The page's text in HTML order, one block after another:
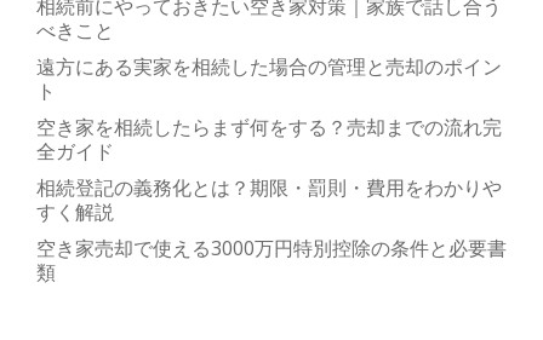
相続前にやっておきたい空き家対策｜家族で話し合う
べきこと
遠方にある実家を相続した場合の管理と売却のポイン
ト
空き家を相続したらまず何をする？売却までの流れ完
全ガイド
相続登記の義務化とは？期限・罰則・費用をわかりや
すく解説
空き家売却で使える3000万円特別控除の条件と必要書
類